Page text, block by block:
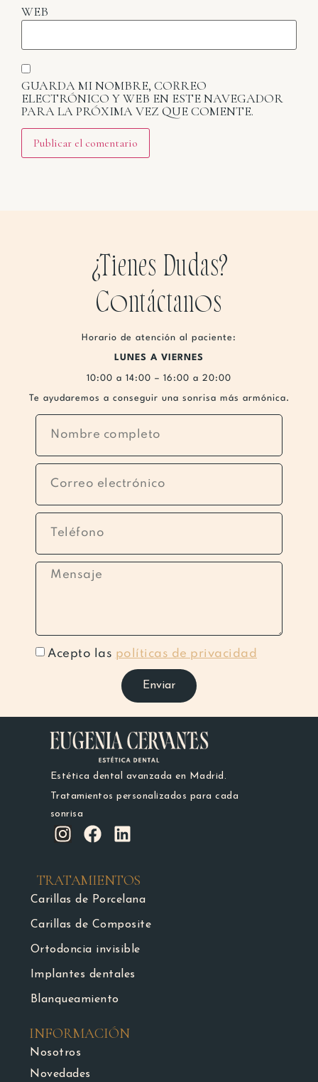
WEB
GUARDA MI NOMBRE, CORREO
ELECTRÓNICO Y WEB EN ESTE NAVEGADOR
PARA LA PRÓXIMA VEZ QUE COMENTE.
¿Tienes Dudas?
Contáctanos
Horario de atención al paciente:
LUNES A VIERNES
10:00 a 14:00 – 16:00 a 20:00
Te ayudaremos a conseguir una sonrisa más armónica.
Acepto las políticas de privacidad
Enviar
Estética dental avanzada en Madrid.
Tratamientos personalizados para cada
sonrisa
TRATAMIENTOS
Carillas de Porcelana
Carillas de Composite
Ortodoncia invisible
Implantes dentales
Blanqueamiento
INFORMACIÓN
Nosotros
Novedades